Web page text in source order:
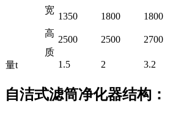
宽
1350 1800 1800
高
2500 2500 2700
质
量t
1.5 2 3.2
自洁式滤筒净化器结构：